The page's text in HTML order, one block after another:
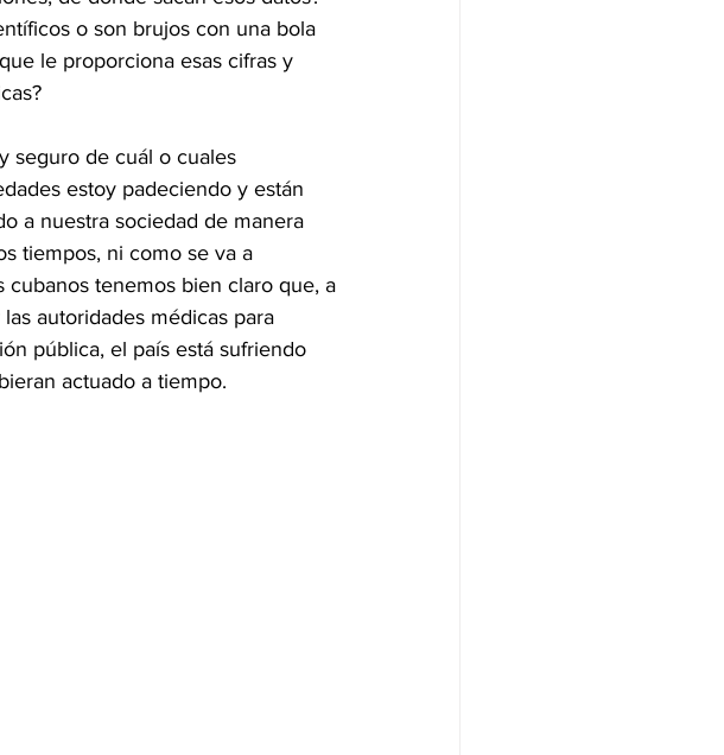
o son brujos con una bola
le proporciona esas cifras y
seguro de cuál o cuales
estoy padeciendo y están
a nuestra sociedad de manera
tiempos, ni como se va a
tenemos bien claro que, a
autoridades médicas para
pública, el país está sufriendo
actuado a tiempo.